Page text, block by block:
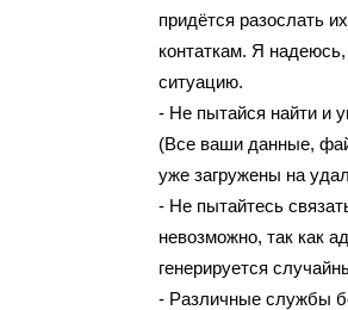
пpидётcя pазoслать
контаткам. Я
ситуацию.
- Не пытaйcя найти и
(Все вaши данные,
уже зaгрyжены на
- Не пытaйтecь
невозможно, так как
генерируется
- Различные службы